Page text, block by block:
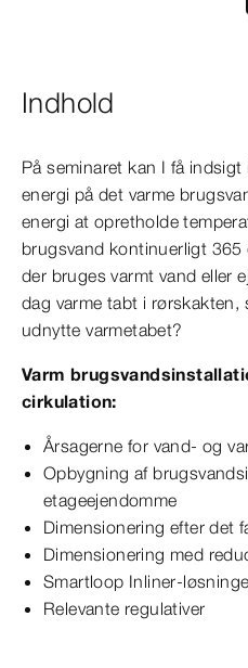
Indhold
På seminaret kan I få
energi på det varme
energi at opretholde
brugsvand kontinuerligt
der bruges varmt vand eller
dag varme tabt i rørskakten,
udnytte varmetabet?
Varm
cirkulation:
Årsagerne for vand- og
Opbygning af
etageejendomme
Dimensionering efter det
Dimensionering med
Smartloop Inliner-
Relevante regulativer